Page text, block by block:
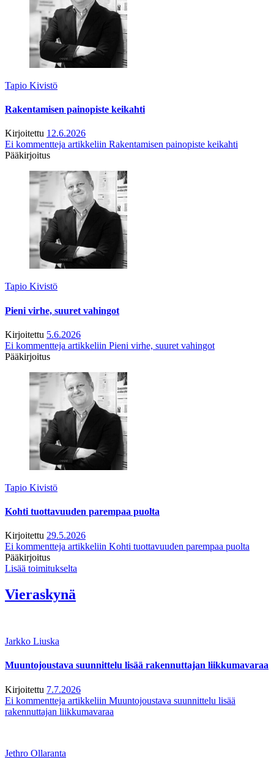
Tapio Kivistö
Rakentamisen painopiste keikahti
Kirjoitettu 12.6.2026
Ei kommentteja artikkeliin Rakentamisen painopiste keikahti
Pääkirjoitus
Tapio Kivistö
Pieni virhe, suuret vahingot
Kirjoitettu 5.6.2026
Ei kommentteja artikkeliin Pieni virhe, suuret vahingot
Pääkirjoitus
Tapio Kivistö
Kohti tuottavuuden parempaa puolta
Kirjoitettu 29.5.2026
Ei kommentteja artikkeliin Kohti tuottavuuden parempaa puolta
Pääkirjoitus
Lisää toimitukselta
Vieraskynä
Jarkko Liuska
Muuntojoustava suunnittelu lisää rakennuttajan liikkumavaraa
Kirjoitettu 7.7.2026
Ei kommentteja artikkeliin Muuntojoustava suunnittelu lisää
rakennuttajan liikkumavaraa
Jethro Ollaranta